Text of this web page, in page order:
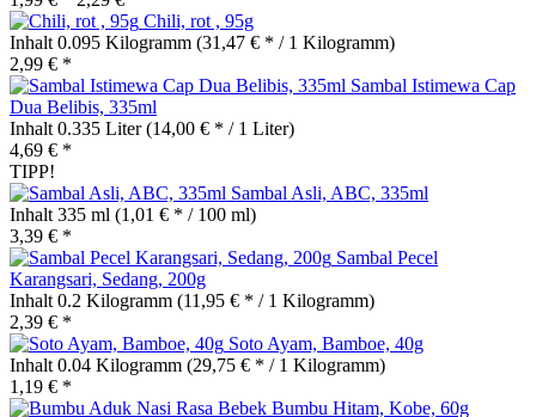
Chili, rot , 95g
Inhalt 0.095 Kilogramm (31,47 € * / 1 Kilogramm)
2,99 € *
Sambal Istimewa Cap
Dua Belibis, 335ml
Inhalt 0.335 Liter(14,00 € * / 1 Liter)
4,69 € *
TIPP!
Sambal Asli, ABC, 335ml
Inhalt 335 ml (1,01 € * / 100 ml)
3,39 € *
Sambal Pecel
Karangsari, Sedang, 200g
Inhalt 0.2 Kilogramm (11,95 € * / 1 Kilogramm)
2,39 € *
Soto Ayam, Bamboe, 40g
Inhalt 0.04 Kilogramm (29,75 € * / 1 Kilogramm)
1,19 € *